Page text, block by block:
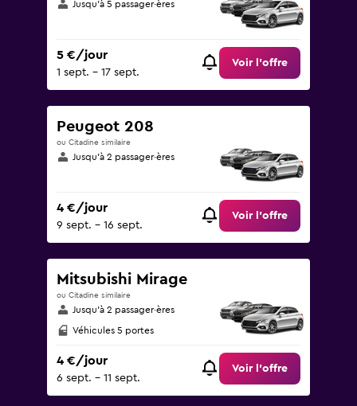
Jusqu’à 5 passager·ères
5 €/jour
1 sept. - 17 sept.
Voir l’offre
Peugeot 208
ou Citadine similaire
Jusqu’à 2 passager·ères
4 €/jour
9 sept. - 16 sept.
Voir l’offre
Mitsubishi Mirage
ou Citadine similaire
Jusqu’à 2 passager·ères
Véhicules 5 portes
4 €/jour
6 sept. - 11 sept.
Voir l’offre